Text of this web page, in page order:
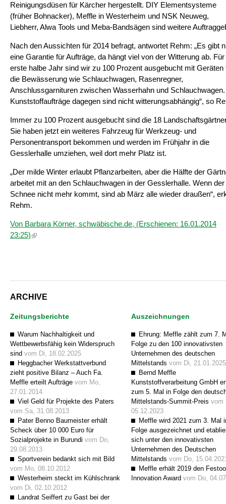
Reinigungsdüsen für Kärcher hergestellt. DIY Elementsysteme
(früher Bohnacker), Meffle in Westerheim und NSK Neuweg,
Liebherr, Alwa Tools und Meba-Bandsägen sind weitere
Nach den Aussichten für 2014 befragt, antwortet Rehm: „Es gibt
eine Garantie für Aufträge, da hängt viel von der Witterung ab.
erste halbe Jahr sind wir zu 100 Prozent ausgebucht mit Geräten
die Bewässerung wie Schlauchwagen, Rasenregner,
Anschlussgarnituren zwischen Wasserhahn und
Kunststoffaufträge dagegen sind nicht witterungsabhängig“, so
Immer zu 100 Prozent ausgebucht sind die 18
Sie haben jetzt ein weiteres Fahrzeug für Werkzeug- und
Personentransport bekommen und werden im Frühjahr in die
Gesslerhalle umziehen, weil dort mehr Platz ist.
„Der milde Winter erlaubt Pflanzarbeiten, aber die Hälfte der
arbeitet mit an den Schlauchwagen in der Gesslerhalle. Wenn der
Schnee nicht mehr kommt, sind ab März alle wieder draußen“,
Rehm.
Von Barbara Körner, schwäbische.de, (Erschienen: 16.01.2014
23:25) (Link ist extern)
ARCHIVE
Zeitungsberichte
Warum Nachhaltigkeit und
Wettbewerbsfähig kein Widerspruch
sind vom Di, 18.02.2025
Heggbacher Werkstattverbund
zieht positive Bilanz – Auch Fa.
Meffle erteilt Aufträge vom Mo,
27.01.2014
Viel Geld für Projekte des Paters
vom Sa, 31.08.2013
Pater Benno Baumeister erhält
Scheck über 10 000 Euro für
Sozialprojekte in Burundi vom Do,
29.08.2013
Sportverein bedankt sich mit Bild
vom Mo, 08.10.2012
Westerheim steckt im Kühlschrank
vom Di, 02.10.2012
Landrat Seiffert zu Gast bei der
Auszeichnungen
Ehrung: Meffle zählt zum 7.
Folge zu den 100 innovativsten
Unternehmen des deutschen
Mittelstands vom Di, 21.01.2025
Bernd Meffle
Kunststoffverarbeitung GmbH
zum 5. Mal in Folge den
Mittelstands-Summit-Preis vom
05.12.2023
Meffle wird 2021 zum 3. Mal
Folge ausgezeichnet und
sich unter den innovativsten
Unternehmen des Deutschen
Mittelstands vom Do,
Meffle erhält 2019 den
Innovation Award vom Do,